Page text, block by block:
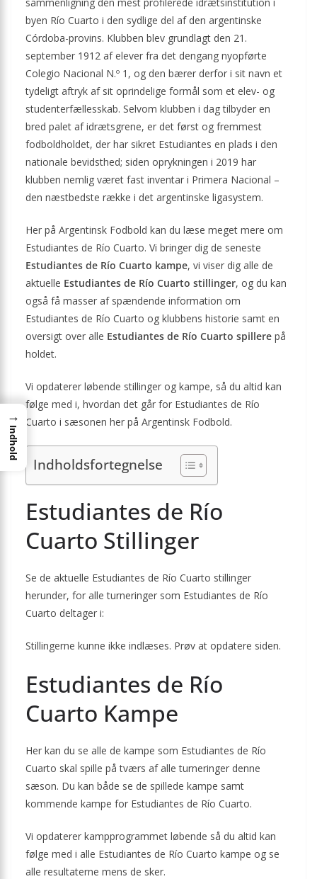
byen Río Cuarto i den sydlige del af den argentinske
Córdoba-provins. Klubben blev grundlagt den 21.
september 1912 af elever fra det dengang nyopførte
Colegio Nacional N.º 1, og den bærer derfor i sit navn et
tydeligt aftryk af sit oprindelige formål som et elev- og
studenterfællesskab. Selvom klubben i dag tilbyder en
bred palet af idrætsgrene, er det først og fremmest
fodboldholdet, der har sikret Estudiantes en plads i den
nationale bevidsthed; siden oprykningen i 2019 har
klubben nemlig været fast inventar i Primera Nacional –
den næstbedste række i det argentinske ligasystem.
Her på Argentinsk Fodbold kan du læse meget mere om
Estudiantes de Río Cuarto. Vi bringer dig de seneste
Estudiantes de Río Cuarto kampe, vi viser dig alle de
aktuelle Estudiantes de Río Cuarto stillinger, og du kan
også få masser af spændende information om
Estudiantes de Río Cuarto og klubbens historie samt en
oversigt over alle Estudiantes de Río Cuarto spillere på
holdet.
Vi opdaterer løbende stillinger og kampe, så du altid kan
følge med i, hvordan det går for Estudiantes de Río
Cuarto i sæsonen her på Argentinsk Fodbold.
Indholdsfortegnelse
Estudiantes de Río
Cuarto Stillinger
Se de aktuelle Estudiantes de Río Cuarto stillinger
herunder, for alle turneringer som Estudiantes de Río
Cuarto deltager i:
Stillingerne kunne ikke indlæses. Prøv at opdatere siden.
Estudiantes de Río
Cuarto Kampe
Her kan du se alle de kampe som Estudiantes de Río
Cuarto skal spille på tværs af alle turneringer denne
sæson. Du kan både se de spillede kampe samt
kommende kampe for Estudiantes de Río Cuarto.
Vi opdaterer kampprogrammet løbende så du altid kan
følge med i alle Estudiantes de Río Cuarto kampe og se
alle resultaterne mens de sker.
→
Indhold